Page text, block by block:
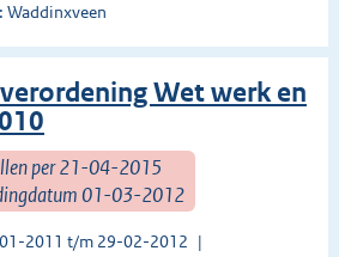
Waddinxveen
Wet werk en
per 21-04-2015
01-03-2012
2011 t/m 29-02-2012